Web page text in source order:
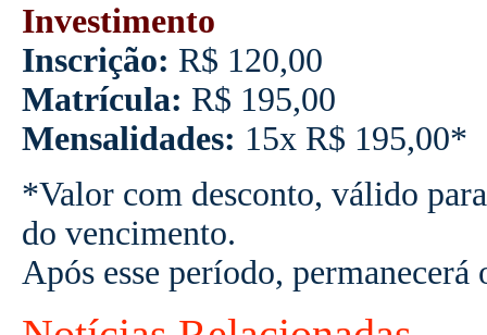
Investimento
Inscrição: R$ 120,00
Matrícula: R$ 195,00
Mensalidades: 15x R$ 195,00*
*Valor com desconto, válido
do vencimento.
Após esse período,